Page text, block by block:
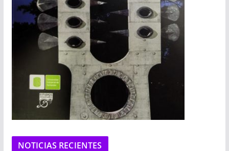
NOTICIAS RECIENTES